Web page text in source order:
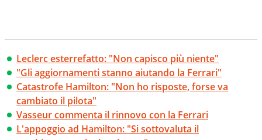
Leclerc esterrefatto: "Non capisco più niente"
"Gli aggiornamenti stanno aiutando la Ferrari"
Catastrofe Hamilton: "Non ho risposte, forse va
cambiato il pilota"
Vasseur commenta il rinnovo con la Ferrari
L'appoggio ad Hamilton: "Si sottovaluta il